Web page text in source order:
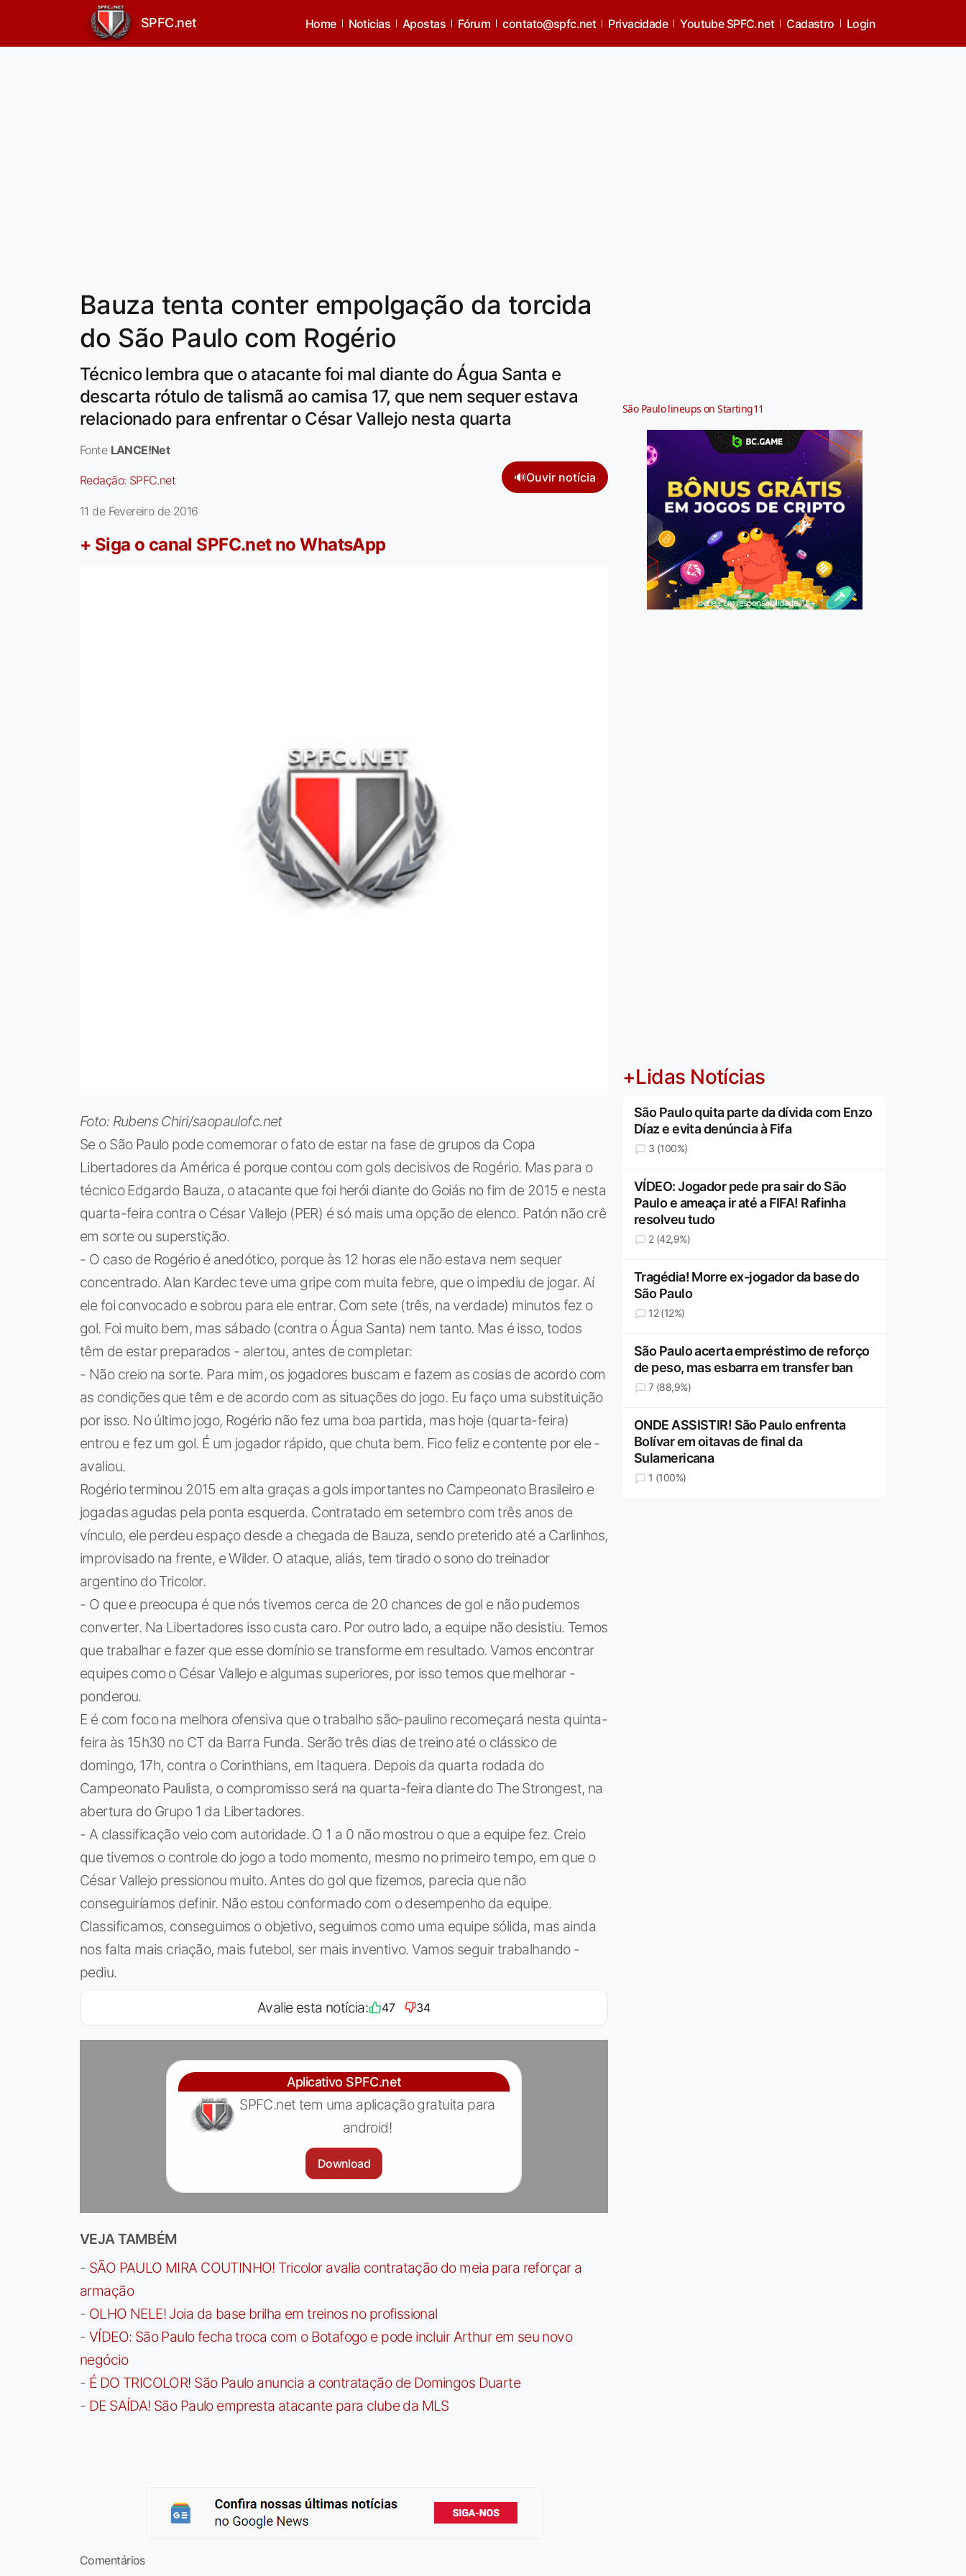
SPFC.net Home Noticias Apostas Fórum contato@spfc.net Privacidade Youtube SPFC.net Cadastro Login
Bauza tenta conter empolgação da torcida
do São Paulo com Rogério
Técnico lembra que o atacante foi mal diante do Água Santa e
descarta rótulo de talismã ao camisa 17, que nem sequer estava
relacionado para enfrentar o César Vallejo nesta quarta
Fonte LANCE!Net
Redação: SPFC.net 🔊Ouvir notícia
11 de Fevereiro de 2016
+ Siga o canal SPFC.net no WhatsApp
Foto: Rubens Chiri/saopaulofc.net
Se o São Paulo pode comemorar o fato de estar na fase de grupos da Copa
Libertadores da América é porque contou com gols decisivos de Rogério. Mas para o
técnico Edgardo Bauza, o atacante que foi herói diante do Goiás no fim de 2015 e nesta
quarta-feira contra o César Vallejo (PER) é só mais uma opção de elenco. Patón não crê
em sorte ou superstição.
- O caso de Rogério é anedótico, porque às 12 horas ele não estava nem sequer
concentrado. Alan Kardec teve uma gripe com muita febre, que o impediu de jogar. Aí
ele foi convocado e sobrou para ele entrar. Com sete (três, na verdade) minutos fez o
gol. Foi muito bem, mas sábado (contra o Água Santa) nem tanto. Mas é isso, todos
têm de estar preparados - alertou, antes de completar:
- Não creio na sorte. Para mim, os jogadores buscam e fazem as cosias de acordo com
as condições que têm e de acordo com as situações do jogo. Eu faço uma substituição
por isso. No último jogo, Rogério não fez uma boa partida, mas hoje (quarta-feira)
entrou e fez um gol. É um jogador rápido, que chuta bem. Fico feliz e contente por ele -
avaliou.
Rogério terminou 2015 em alta graças a gols importantes no Campeonato Brasileiro e
jogadas agudas pela ponta esquerda. Contratado em setembro com três anos de
vínculo, ele perdeu espaço desde a chegada de Bauza, sendo preterido até a Carlinhos,
improvisado na frente, e Wilder. O ataque, aliás, tem tirado o sono do treinador
argentino do Tricolor.
- O que e preocupa é que nós tivemos cerca de 20 chances de gol e não pudemos
converter. Na Libertadores isso custa caro. Por outro lado, a equipe não desistiu. Temos
que trabalhar e fazer que esse domínio se transforme em resultado. Vamos encontrar
equipes como o César Vallejo e algumas superiores, por isso temos que melhorar -
ponderou.
E é com foco na melhora ofensiva que o trabalho são-paulino recomeçará nesta quinta-
feira às 15h30 no CT da Barra Funda. Serão três dias de treino até o clássico de
domingo, 17h, contra o Corinthians, em Itaquera. Depois da quarta rodada do
Campeonato Paulista, o compromisso será na quarta-feira diante do The Strongest, na
abertura do Grupo 1 da Libertadores.
- A classificação veio com autoridade. O 1 a 0 não mostrou o que a equipe fez. Creio
que tivemos o controle do jogo a todo momento, mesmo no primeiro tempo, em que o
César Vallejo pressionou muito. Antes do gol que fizemos, parecia que não
conseguiríamos definir. Não estou conformado com o desempenho da equipe.
Classificamos, conseguimos o objetivo, seguimos como uma equipe sólida, mas ainda
nos falta mais criação, mais futebol, ser mais inventivo. Vamos seguir trabalhando -
pediu.
Avalie esta notícia: 47 34
Aplicativo SPFC.net
SPFC.net tem uma aplicação gratuita para
android!
Download
VEJA TAMBÉM
- SÃO PAULO MIRA COUTINHO! Tricolor avalia contratação do meia para reforçar a
armação
- OLHO NELE! Joia da base brilha em treinos no profissional
- VÍDEO: São Paulo fecha troca com o Botafogo e pode incluir Arthur em seu novo
negócio
- É DO TRICOLOR! São Paulo anuncia a contratação de Domingos Duarte
- DE SAÍDA! São Paulo empresta atacante para clube da MLS
Comentários
São Paulo lineups on Starting11
Jogue com responsabilidade. 18+
+Lidas Notícias
São Paulo quita parte da dívida com Enzo
Díaz e evita denúncia à Fifa
3 (100%)
VÍDEO: Jogador pede pra sair do São
Paulo e ameaça ir até a FIFA! Rafinha
resolveu tudo
2 (42,9%)
Tragédia! Morre ex-jogador da base do
São Paulo
12 (12%)
São Paulo acerta empréstimo de reforço
de peso, mas esbarra em transfer ban
7 (88,9%)
ONDE ASSISTIR! São Paulo enfrenta
Bolívar em oitavas de final da
Sulamericana
1 (100%)